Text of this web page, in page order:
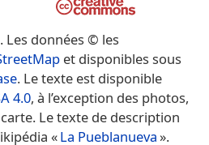
. Les données © les
et disponibles sous
. Le texte est disponible
4.0, à l’exception des photos,
Le texte de description
«La Pueblanueva».